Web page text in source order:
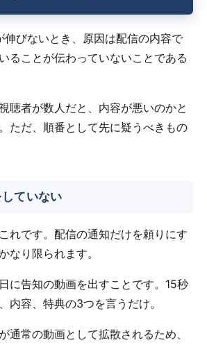
伸びないとき、原因は配信の内容で
ることが伝わっていないことである
聴者が数人だと、内容が悪いのかと
ただ、順番として先に疑うべきもの
ていない
れです。配信の通知だけを頼りにす
なり限られます。
に告知の動画を出すことです。15秒
内容、特典の3つを言うだけ。
通常の動画として拡散されるため、